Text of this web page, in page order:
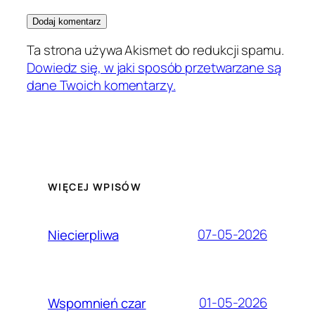
Ta strona używa Akismet do redukcji spamu.
Dowiedz się, w jaki sposób przetwarzane są
dane Twoich komentarzy.
WIĘCEJ WPISÓW
Niecierpliwa 07-05-2026
Wspomnień czar 01-05-2026